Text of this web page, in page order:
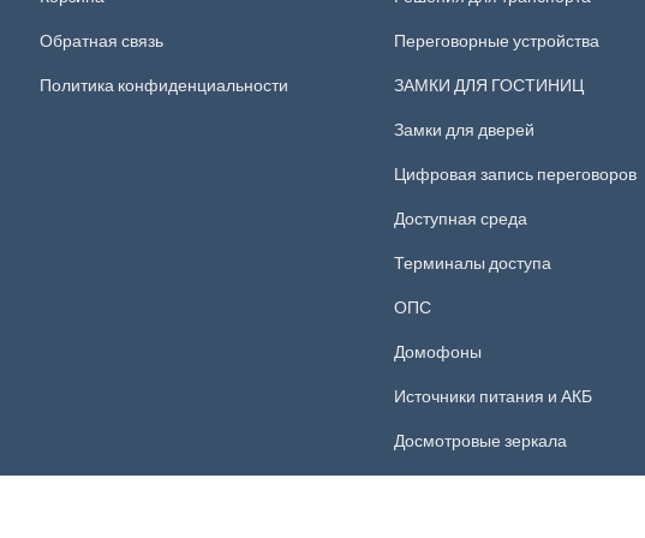
Обратная связь
Политика конфиденциальности
Переговорные устройства
ЗАМКИ ДЛЯ ГОСТИНИЦ
Замки для дверей
Цифровая запись переговоров
Доступная среда
Терминалы доступа
ОПС
Домофоны
Источники питания и АКБ
Досмотровые зеркала